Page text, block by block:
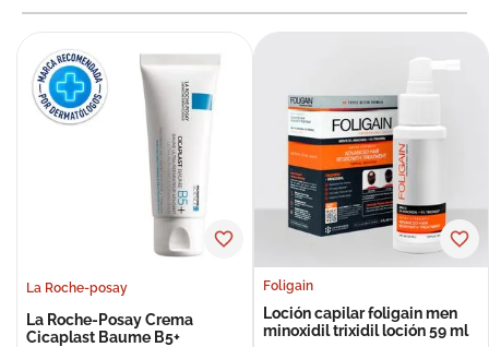
La Roche-posay
La Roche-Posay Crema
Cicaplast Baume B5+
Foligain
Loción capilar foligain men
minoxidil trixidil loción 59 ml